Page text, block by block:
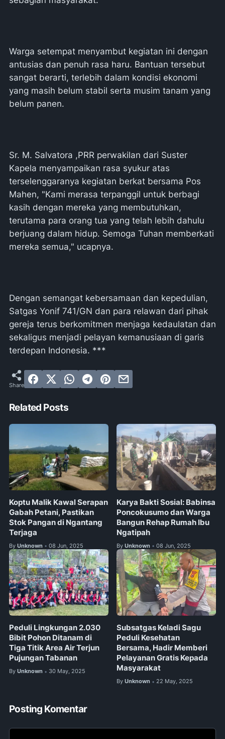
Warga setempat menyambut kegiatan ini dengan
antusias dan penuh rasa haru. Bantuan tersebut
sangat berarti, terlebih dalam kondisi ekonomi
yang masih belum stabil serta musim tanam yang
belum panen.
Sr. M. Salvatora ,PRR perwakilan dari Suster
Kapela menyampaikan rasa syukur atas
terselenggaranya kegiatan berkat bersama Pos
Mahen, "Kami merasa terpanggil untuk berbagi
kasih dengan mereka yang membutuhkan,
terutama para orang tua yang telah lebih dahulu
berjuang dalam hidup. Semoga Tuhan memberkati
mereka semua," ucapnya.
Dengan semangat kebersamaan dan kepedulian,
Satgas Yonif 741/GN dan para relawan dari pihak
gereja terus berkomitmen menjaga kedaulatan dan
sekaligus menjadi pelayan kemanusiaan di garis
terdepan Indonesia. ***
Related Posts
Koptu Malik Kawal Serapan
Gabah Petani, Pastikan
Stok Pangan di Ngantang
Terjaga
By Unknown • 08 Jun, 2025
Karya Bakti Sosial: Babinsa
Poncokusumo dan Warga
Bangun Rehap Rumah Ibu
Ngatipah
By Unknown • 08 Jun, 2025
Peduli Lingkungan 2.030
Bibit Pohon Ditanam di
Tiga Titik Area Air Terjun
Pujungan Tabanan
By Unknown • 30 May, 2025
Subsatgas Keladi Sagu
Peduli Kesehatan
Bersama, Hadir Memberi
Pelayanan Gratis Kepada
Masyarakat
By Unknown • 22 May, 2025
Posting Komentar